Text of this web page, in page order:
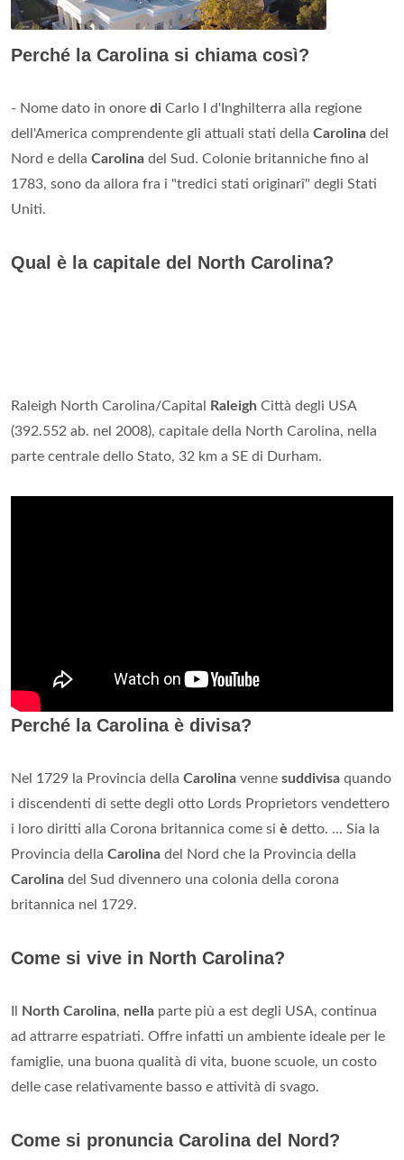
Perché la Carolina si chiama così?
- Nome dato in onore di Carlo I d'Inghilterra alla regione
dell'America comprendente gli attuali stati della Carolina del
Nord e della Carolina del Sud. Colonie britanniche fino al
1783, sono da allora fra i "tredici stati originarî" degli Stati
Uniti.
Qual è la capitale del North Carolina?
Raleigh North Carolina/Capital Raleigh Città degli USA
(392.552 ab. nel 2008), capitale della North Carolina, nella
parte centrale dello Stato, 32 km a SE di Durham.
Perché la Carolina è divisa?
Nel 1729 la Provincia della Carolina venne suddivisa quando
i discendenti di sette degli otto Lords Proprietors vendettero
i loro diritti alla Corona britannica come si è detto. ... Sia la
Provincia della Carolina del Nord che la Provincia della
Carolina del Sud divennero una colonia della corona
britannica nel 1729.
Come si vive in North Carolina?
North Carolina, nella parte più a est degli USA, continua
ad attrarre espatriati. Offre infatti un ambiente ideale per le
famiglie, una buona qualità di vita, buone scuole, un costo
delle case relativamente basso e attività di svago.
Come si pronuncia Carolina del Nord?